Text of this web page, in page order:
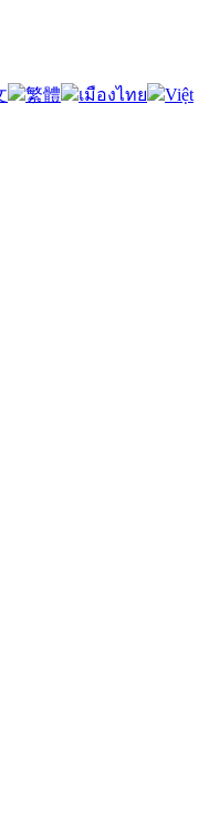
繁體 เมืองไทย
Việt